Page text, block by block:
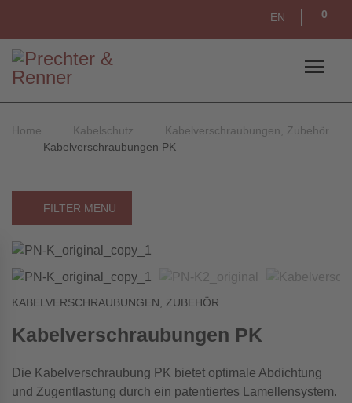
EN 0
Home Kabelschutz
Kabelverschraubungen, Zubehör
Kabelverschraubungen PK
FILTER MENU
KABELVERSCHRAUBUNGEN, ZUBEHÖR
Kabelverschraubungen PK
Die Kabelverschraubung PK bietet optimale Abdichtung
und Zugentlastung durch ein patentiertes Lamellensystem.